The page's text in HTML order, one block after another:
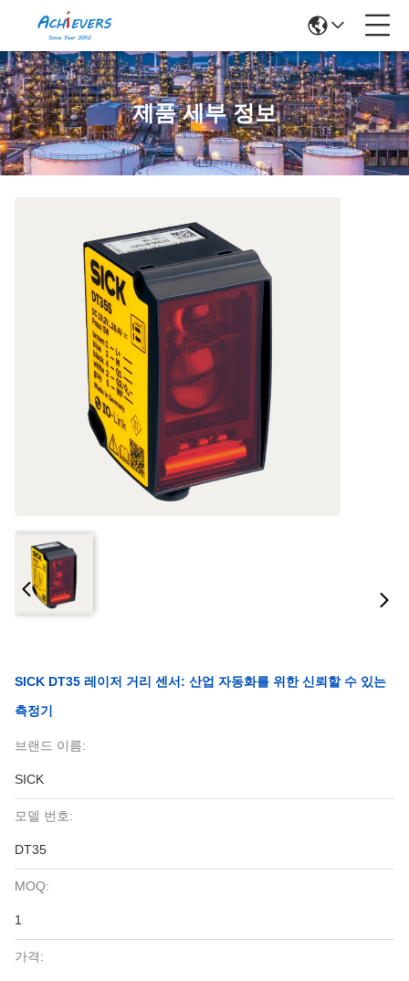
제품 세부 정보
SICK DT35 레이저 거리 센서: 산업 자동화를 위한 신뢰할 수 있는
측정기
브랜드 이름:
SICK
모델 번호:
DT35
MOQ:
1
가격: